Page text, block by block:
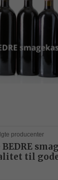
producenter
til